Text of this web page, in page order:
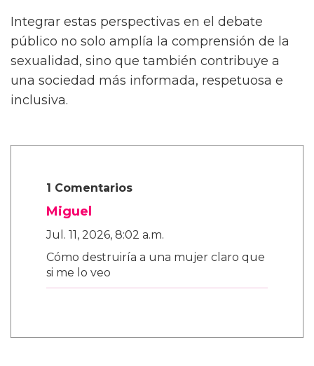
Integrar estas perspectivas en el debate
público no solo amplía la comprensión de la
sexualidad, sino que también contribuye a
una sociedad más informada, respetuosa e
inclusiva.
1 Comentarios
Miguel
Jul. 11, 2026, 8:02 a.m.
Cómo destruiría a una mujer claro que
si me lo veo